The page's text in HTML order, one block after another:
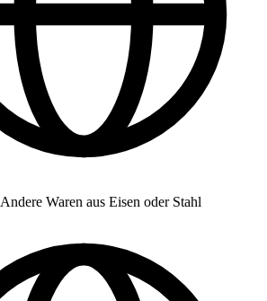
Andere Waren aus Eisen oder Stahl